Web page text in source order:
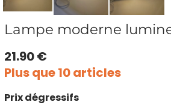
Lampe moderne
21.90 €
Plus que 10 articles
Prix dégressifs